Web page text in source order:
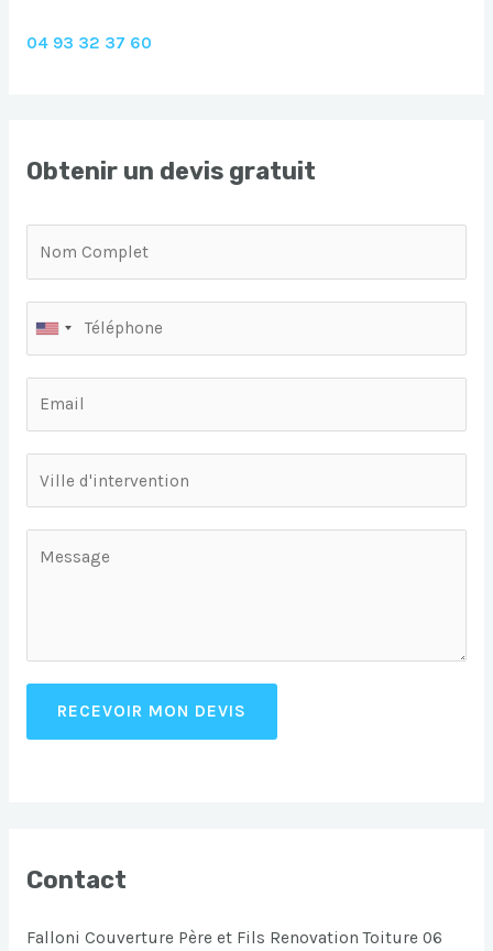
04 93 32 37 60
Obtenir un devis gratuit
RECEVOIR MON DEVIS
Contact
Falloni Couverture Père et Fils Renovation Toiture 06